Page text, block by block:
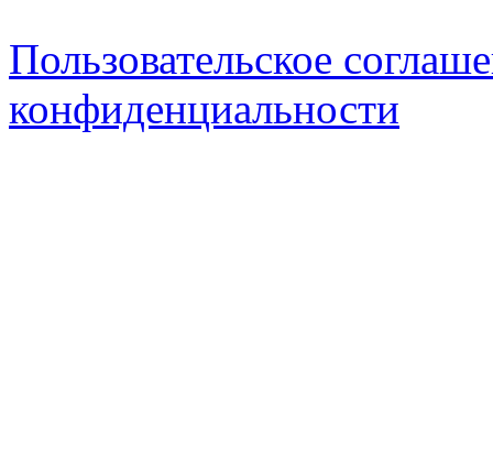
Пользовательское
конфиденциальности